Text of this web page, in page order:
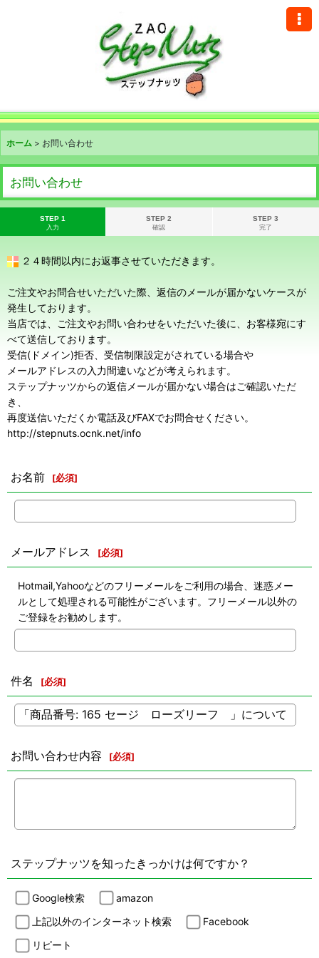
ホーム > お問い合わせ
お問い合わせ
STEP 1
入力
STEP 2
確認
STEP 3
完了
２４時間以内にお返事させていただきます。
ご注文やお問合せいただいた際、返信のメールが届かないケースが
発生しております。
当店では、ご注文やお問い合わせをいただいた後に、お客様宛にす
べて送信しております。
受信(ドメイン)拒否、受信制限設定がされている場合や
メールアドレスの入力間違いなどが考えられます。
ステップナッツからの返信メールが届かない場合はご確認いただ
き、
再度送信いただくか電話及びFAXでお問合せください。
http://stepnuts.ocnk.net/info
お名前 [必須]
メールアドレス [必須]
Hotmail,Yahooなどのフリーメールをご利用の場合、迷惑メー
ルとして処理される可能性がございます。フリーメール以外の
ご登録をお勧めします。
件名 [必須]
お問い合わせ内容 [必須]
ステップナッツを知ったきっかけは何ですか？
Google検索
amazon
上記以外のインターネット検索
Facebook
リピート